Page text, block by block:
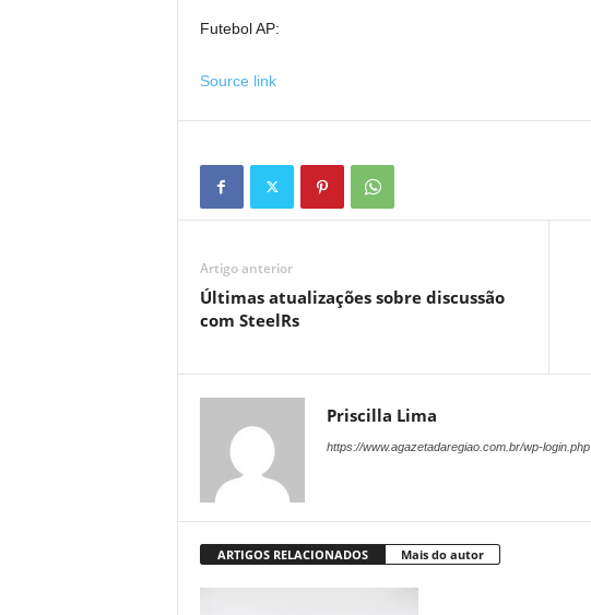
Futebol AP:
Source link
Artigo anterior
Últimas atualizações sobre discussão
com SteelRs
Priscilla Lima
https://www.agazetadaregiao.com.br/wp-login.php
ARTIGOS RELACIONADOS Mais do autor